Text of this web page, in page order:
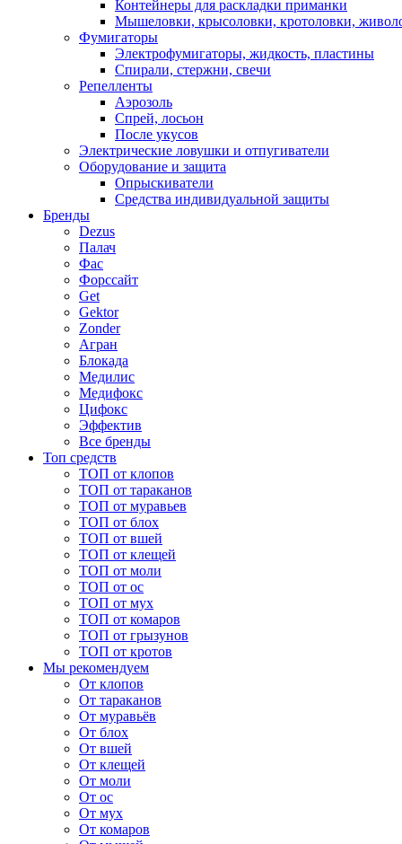
Контейнеры для раскладки приманки
Мышеловки, крысоловки, кротоловки,
Фумигаторы
Электрофумигаторы, жидкость, пластины
Спирали, стержни, свечи
Репелленты
Аэрозоль
Спрей, лосьон
После укусов
Электрические ловушки и отпугиватели
Оборудование и защита
Опрыскиватели
Средства индивидуальной защиты
Бренды
Dezus
Палач
Фас
Форcсайт
Get
Gektor
Zonder
Агран
Блокада
Медилис
Медифокс
Цифокс
Эффектив
Все бренды
Топ средств
ТОП от клопов
ТОП от тараканов
ТОП от муравьев
ТОП от блох
ТОП от вшей
ТОП от клещей
ТОП от моли
ТОП от ос
ТОП от мух
ТОП от комаров
ТОП от грызунов
ТОП от кротов
Мы рекомендуем
От клопов
От тараканов
От муравьёв
От блох
От вшей
От клещей
От моли
От ос
От мух
От комаров